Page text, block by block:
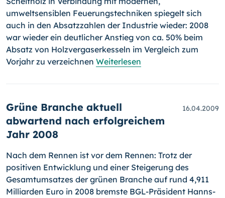
umweltsensiblen Feuerungstechniken spiegelt sich
auch in den Absatzzahlen der Industrie wieder: 2008
war wieder ein deutli­cher Anstieg von ca. 50% beim
Absatz von Holzvergaserkesseln im Vergleich zum
Vorjahr zu verzeichnen Weiterlesen
Grüne Branche aktuell
abwartend nach erfolgreichem
Jahr 2008
16.04.2009
Nach dem Rennen ist vor dem Rennen: Trotz der
positiven Entwicklung und einer Steigerung des
Gesamtumsatzes der grünen Branche auf rund 4,911
Milliarden Euro in 2008 bremste BGL-Präsident Hanns-